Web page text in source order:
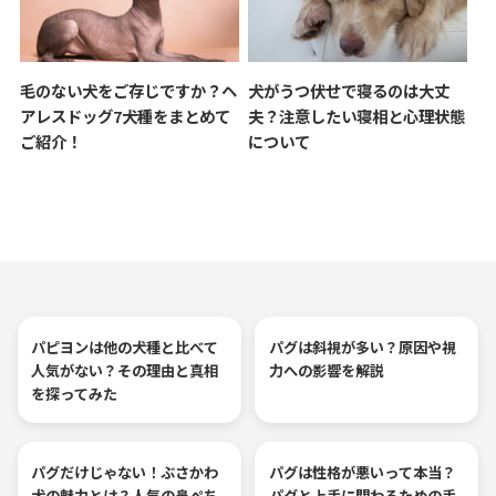
毛のない犬をご存じですか？ヘ
アレスドッグ7犬種をまとめて
ご紹介！
犬がうつ伏せで寝るのは大丈
夫？注意したい寝相と心理状態
について
パピヨンは他の犬種と比べて
人気がない？その理由と真相
を探ってみた
パグは斜視が多い？原因や視
力への影響を解説
パグだけじゃない！ぶさかわ
パグは性格が悪いって本当？